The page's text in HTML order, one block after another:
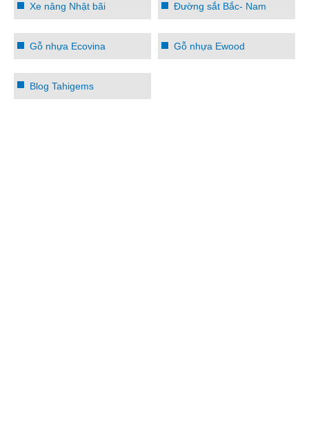
Xe nâng Nhật bãi Đường sắt Bắc- Nam
Gỗ nhựa Ecovina Gỗ nhựa Ewood
Blog Tahigems